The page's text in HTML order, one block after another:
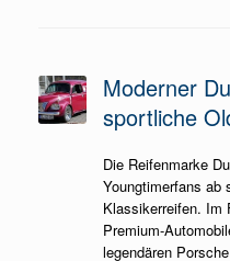
Moderner
sportliche
Die Reifenmarke
Youngtimerfans ab
Klassikerreifen. Im
Premium-
legendären